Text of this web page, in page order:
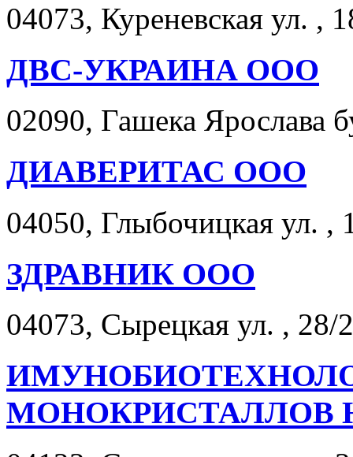
04073, Куреневская ул. ,
ДВС-УКРАИНА ООО
02090, Гашека Ярослава
ДИАВЕРИТАС ООО
04050, Глыбочицкая ул. ,
ЗДРАВНИК ООО
04073, Сырецкая ул. , 28/
МОНОКРИСТАЛЛОВ